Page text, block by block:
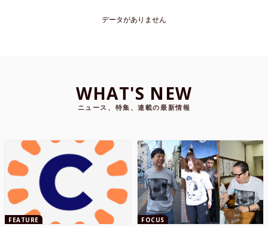
データがありません
WHAT'S NEW
ニュース、特集、連載の最新情報
FEATURE FOCUS